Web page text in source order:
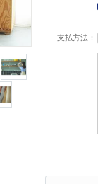
支払方法：